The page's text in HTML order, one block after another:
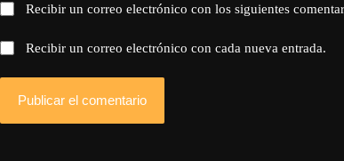
Recibir un correo electrónico con los siguientes
Recibir un correo electrónico con cada nueva entrada.
Publicar el comentario